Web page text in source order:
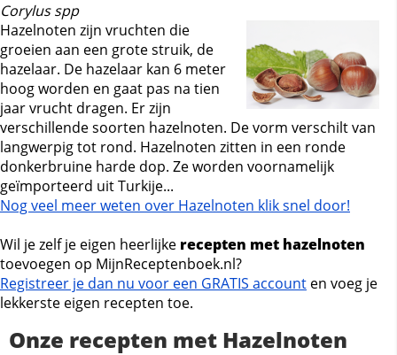
Corylus spp
Hazelnoten zijn vruchten die
groeien aan een grote struik, de
hazelaar. De hazelaar kan 6 meter
hoog worden en gaat pas na tien
jaar vrucht dragen. Er zijn
verschillende soorten hazelnoten. De vorm verschilt van
langwerpig tot rond. Hazelnoten zitten in een ronde
donkerbruine harde dop. Ze worden voornamelijk
geïmporteerd uit Turkije...
Nog veel meer weten over Hazelnoten klik snel door!
Wil je zelf je eigen heerlijke recepten met hazelnoten
toevoegen op MijnReceptenboek.nl?
Registreer je dan nu voor een GRATIS account en voeg je
lekkerste eigen recepten toe.
Onze recepten met Hazelnoten